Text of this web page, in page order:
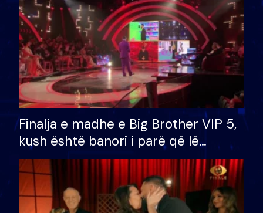
Finalja e madhe e Big Brother VIP 5,
kush është banori i parë që lë
shtëpinë dhe humb mundësinë për
të fituar çmimin e madh